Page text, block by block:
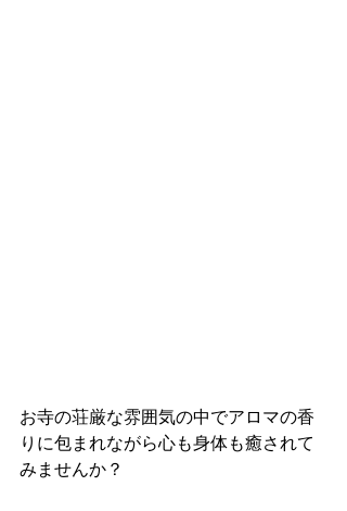
お寺の荘厳な雰囲気の中でアロマの香
りに包まれながら心も身体も癒されて
みませんか？